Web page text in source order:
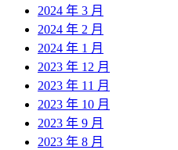
2024 年 3 月
2024 年 2 月
2024 年 1 月
2023 年 12 月
2023 年 11 月
2023 年 10 月
2023 年 9 月
2023 年 8 月